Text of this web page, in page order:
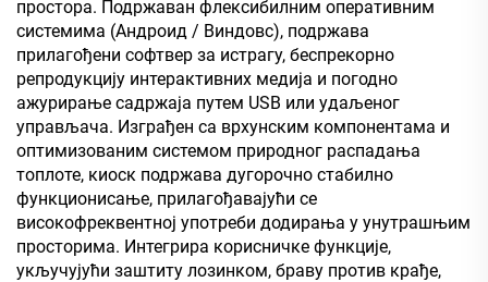
простора. Подржаван флексибилним оперативним
системима (Андроид / Виндовс), подржава
прилагођени софтвер за истрагу, беспрекорно
репродукцију интерактивних медија и погодно
ажурирање садржаја путем USB или удаљеног
управљача. Изграђен са врхунским компонентама и
оптимизованим системом природног распадања
топлоте, киоск подржава дугорочно стабилно
функционисање, прилагођавајући се
високофреквентној употреби додирања у унутрашњим
просторима. Интегрира корисничке функције,
укључујући заштиту лозинком, браву против крађе,